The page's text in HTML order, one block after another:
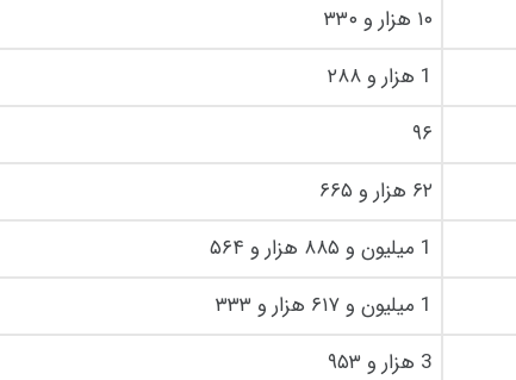
۱۰ هزار و ۳۳۰
1 هزار و ۲۸۸
۹۶
۶۲ هزار و ۶۶۵
1 میلیون و ۸۸۵ هزار و ۵۶۴
1 میلیون و ۶۱۷ هزار و ۳۳۳
3 هزار و ۹۵۳